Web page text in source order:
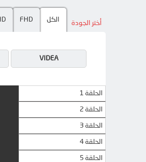
أختر الجودة الكل FHD
VIDEA
الحلقة 1
الحلقة 2
الحلقة 3
الحلقة 4
الحلقة 5